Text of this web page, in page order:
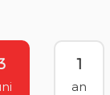
1
an